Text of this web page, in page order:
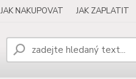
JAK NAKUPOVAT JAK ZAPLATIT